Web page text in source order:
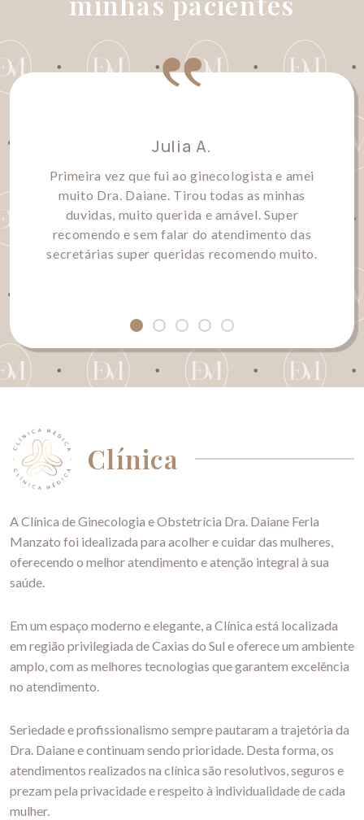
Julia A.
Primeira vez que fui ao ginecologista e amei
muito Dra. Daiane. Tirou todas as minhas
duvidas, muito querida e amável. Super
recomendo e sem falar do atendimento das
secretárias super queridas recomendo muito.
Clínica
A Clínica de Ginecologia e Obstetrícia Dra. Daiane Ferla
Manzato foi idealizada para acolher e cuidar das mulheres,
oferecendo o melhor atendimento e atenção integral à sua
saúde.
Em um espaço moderno e elegante, a Clínica está localizada
em região privilegiada de Caxias do Sul e oferece um ambiente
amplo, com as melhores tecnologias que garantem excelência
no atendimento.
Seriedade e profissionalismo sempre pautaram a trajetória da
Dra. Daiane e continuam sendo prioridade. Desta forma, os
atendimentos realizados na clínica são resolutivos, seguros e
prezam pela privacidade e respeito à individualidade de cada
mulher.